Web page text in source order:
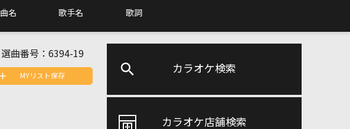
曲名 歌手名 歌詞
カラオケ検索
カラオケ店舗検索
選曲番号： 6394-19
MYリスト保存